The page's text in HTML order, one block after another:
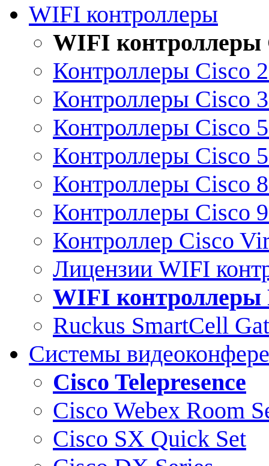
WIFI контроллеры
WIFI контроллеры
Контроллеры Cisco
Контроллеры Cisco
Контроллеры Cisco
Контроллеры Cisco
Контроллеры Cisco
Контроллеры Cisco
Контроллер Cisco
Лицензии WIFI
WIFI контроллеры
Ruckus SmartCell
Системы
Cisco Telepresence
Cisco Webex Room
Cisco SX Quick Set